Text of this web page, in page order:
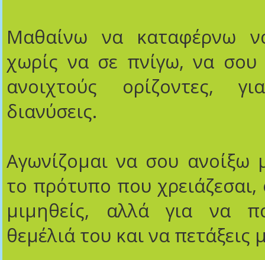
Μαθαίνω να καταφέρνω
χωρίς να σε πνίγω, να σου
ανοιχτούς ορίζοντες,
διανύσεις.
Αγωνίζομαι να σου ανοίξω
το πρότυπο που χρειάζεσαι,
μιμηθείς, αλλά για να
θεμέλιά του και να πετάξεις